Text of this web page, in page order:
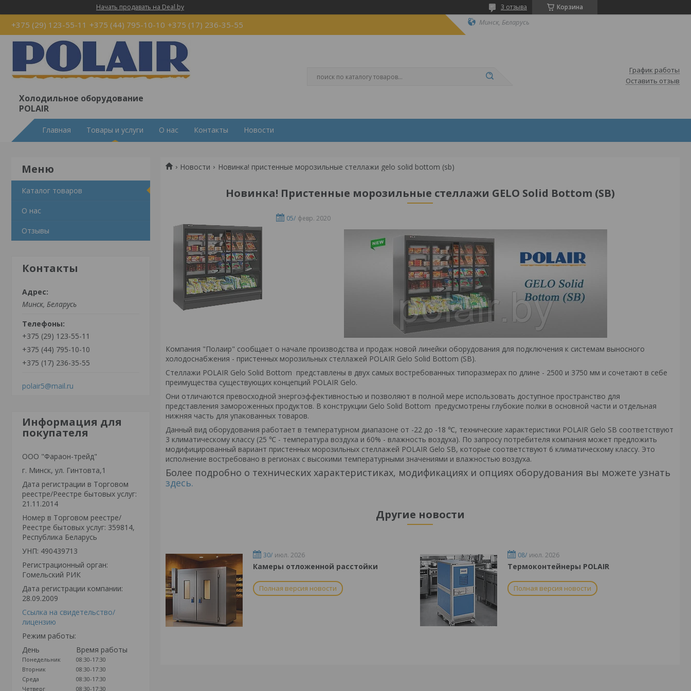
Начать продавать на Deal.by Корзина
3 отзыва
+375 (29) 123-55-11 +375 (44) 795-10-10 +375 (17) 236-35-55 Минск, Беларусь
Холодильное оборудование
POLAIR
График работы
Оставить отзыв
Главная Товары и услуги О нас Контакты Новости
Каталог товаров
О нас
Отзывы
Контакты
Минск, Беларусь
+375 (29) 123-55-11
+375 (44) 795-10-10
+375 (17) 236-35-55
polair5@mail.ru
Информация для
покупателя
OOO "Фараон-трейд"
г. Минск, ул. Гинтовта,1
Дата регистрации в Торговом
реестре/Реестре бытовых услуг:
21.11.2014
Номер в Торговом реестре/
Реестре бытовых услуг: 359814,
Республика Беларусь
УНП: 490439713
Регистрационный орган:
Гомельский РИК
Дата регистрации компании:
28.09.2009
Ссылка на свидетельство/
лицензию
Режим работы:
День
Время работы
Понедельник
08:30-17:30
Вторник
08:30-17:30
Среда
08:30-17:30
Четверг
08:30-17:30
Новости Новинка! пристенные морозильные стеллажи gelo solid bottom (sb)
Новинка! Пристенные морозильные стеллажи GELO Solid Bottom (SB)
05/ февр. 2020
Компания "Полаир" сообщает о начале производства и продаж новой линейки оборудования для подключения к системам выносного
холодоснабжения - пристенных морозильных стеллажей POLAIR Gelo Solid Bottom (SB).
Стеллажи POLAIR Gelo Solid Bottom представлены в двух самых востребованных типоразмерах по длине - 2500 и 3750 мм и сочетают в себе
преимущества существующих концепций POLAIR Gelo.
Они отличаются превосходной энергоэффективностью и позволяют в полной мере использовать доступное пространство для
представления замороженных продуктов. В конструкции Gelo Solid Bottom предусмотрены глубокие полки в основной части и отдельная
нижняя часть для упакованных товаров.
Данный вид оборудования работает в температурном диапазоне от -22 до -18 ℃, технические характеристики POLAIR Gelo SB соответствуют
3 климатическому классу (25 ℃ - температура воздуха и 60% - влажность воздуха). По запросу потребителя компания может предложить
модифицированный вариант пристенных морозильных стеллажей POLAIR Gelo SB, которые соответствуют 6 климатическому классу. Это
исполнение востребовано в регионах с высокими температурными значениями и влажностью воздуха.
Более подробно о технических характеристиках, модификациях и опциях оборудования вы можете узнать
здесь.
Другие новости
30/ июл. 2026
Камеры отложенной расстойки
Полная версия новости
08/ июл. 2026
Термоконтейнеры POLAIR
Полная версия новости